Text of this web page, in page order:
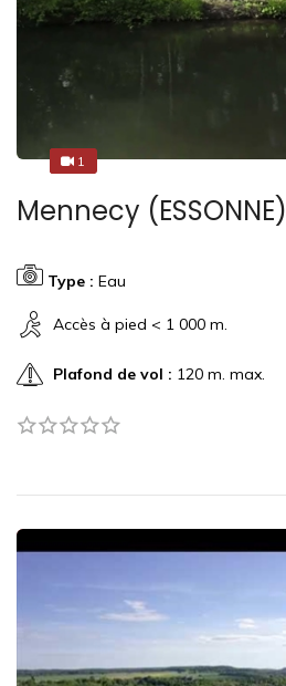
1
1
Mennecy (ESSONNE)
Type : Eau
Accès à pied < 1 000 m.
Plafond de vol : 120 m. max.